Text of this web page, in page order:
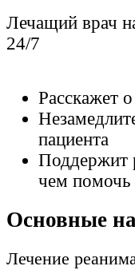
Лечащий врач
24/7
Расскажет
пациента
Поддержит
чем помочь
Основные
Лечение